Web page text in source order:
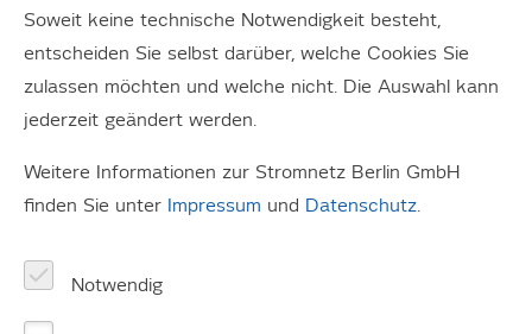
Weiternutzung durch erneute Integration einer
betriebstechnischen Funktion aufgezeigt.
Interessiert? Dann jetzt über
veranstaltung@stromnetz-berlin.de
Geschichte erleben.
Soweit keine technische Notwendigkeit besteht,
entscheiden Sie selbst darüber, welche Cookies Sie
zulassen möchten und welche nicht. Die Auswahl kann
jederzeit geändert werden.
Weitere Informationen zur Stromnetz Berlin GmbH
finden Sie unter Impressum und Datenschutz.
Notwendig